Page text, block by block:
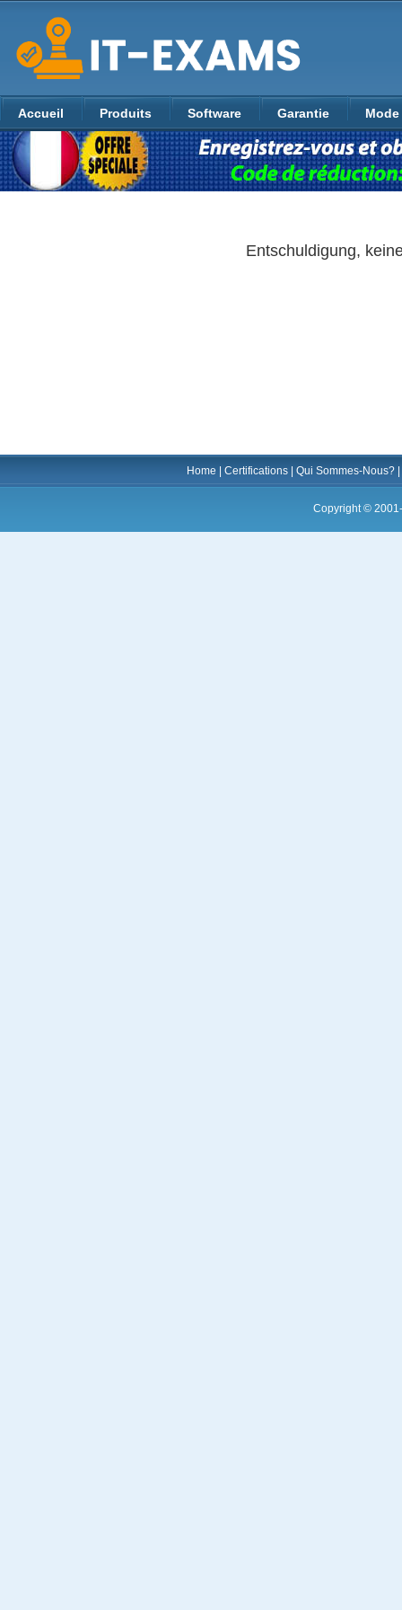
Accueil Produits Software Garantie
Entschuldigung,
Home Certifications Qui Sommes-Nous?
Copyright ©